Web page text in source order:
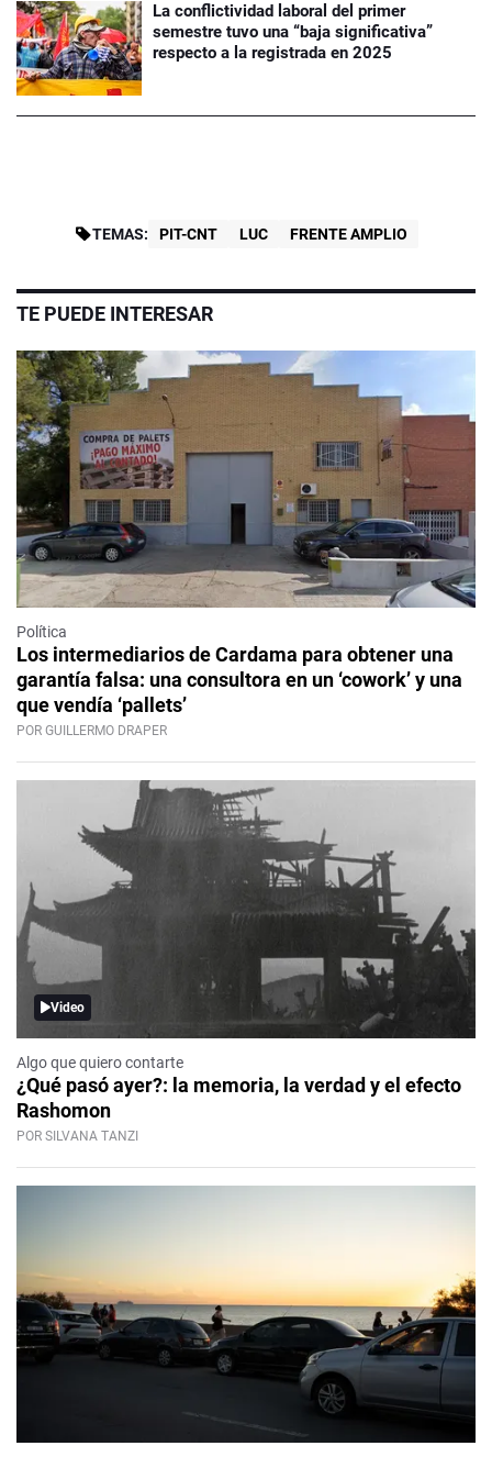
La conflictividad laboral del primer
semestre tuvo una “baja significativa”
respecto a la registrada en 2025
TEMAS: PIT-CNT LUC FRENTE AMPLIO
TE PUEDE INTERESAR
Política
Los intermediarios de Cardama para obtener una
garantía falsa: una consultora en un ‘cowork’ y una
que vendía ‘pallets’
POR GUILLERMO DRAPER
Video
Algo que quiero contarte
¿Qué pasó ayer?: la memoria, la verdad y el efecto
Rashomon
POR SILVANA TANZI